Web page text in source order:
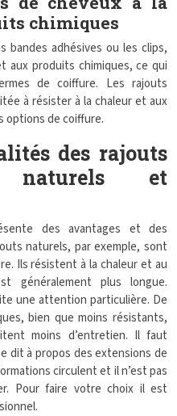
chimiques
bandes adhésives ou les clips,
aux produits chimiques, ce qui
de coiffure. Les rajouts
à résister à la chaleur et aux
options de coiffure.
des rajouts
naturels et
des avantages et des
naturels, par exemple, sont
Ils résistent à la chaleur et au
plus longue.
une attention particulière. De
bien que moins résistants,
moins d’entretien. Il faut
dit à propos des extensions de
circulent et il n’est pas
Pour faire votre choix il est